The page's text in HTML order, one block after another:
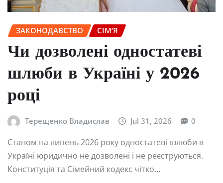
ЗАКОНОДАВСТВО СІМ’Я
Чи дозволені одностатеві
шлюби в Україні у 2026
році
Терещенко Владислав Jul 31, 2026 0
Станом на липень 2026 року одностатеві шлюби в
Україні юридично не дозволені і не реєструються.
Конституція та Сімейний кодекс чітко…